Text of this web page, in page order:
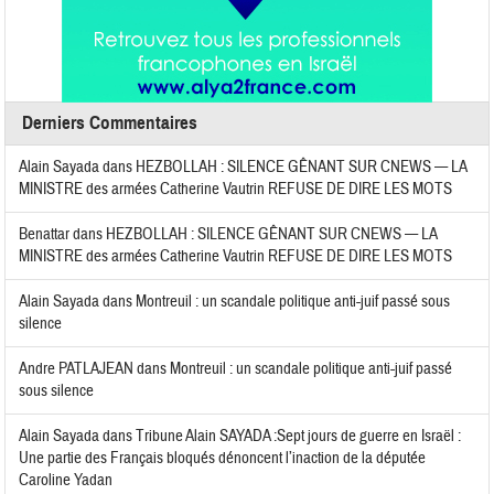
Derniers Commentaires
Alain Sayadadans HEZBOLLAH : SILENCE GÊNANT SUR CNEWS — LA
MINISTRE des armées Catherine Vautrin REFUSE DE DIRE LES MOTS
Benattardans HEZBOLLAH : SILENCE GÊNANT SUR CNEWS — LA
MINISTRE des armées Catherine Vautrin REFUSE DE DIRE LES MOTS
Alain Sayadadans Montreuil : un scandale politique anti-juif passé sous
silence
Andre PATLAJEAN dans Montreuil : un scandale politique anti-juif passé
sous silence
Alain SayadadansTribune Alain SAYADA :Sept jours de guerre en Israël :
Une partie des Français bloqués dénoncent l’inaction de la députée
Caroline Yadan